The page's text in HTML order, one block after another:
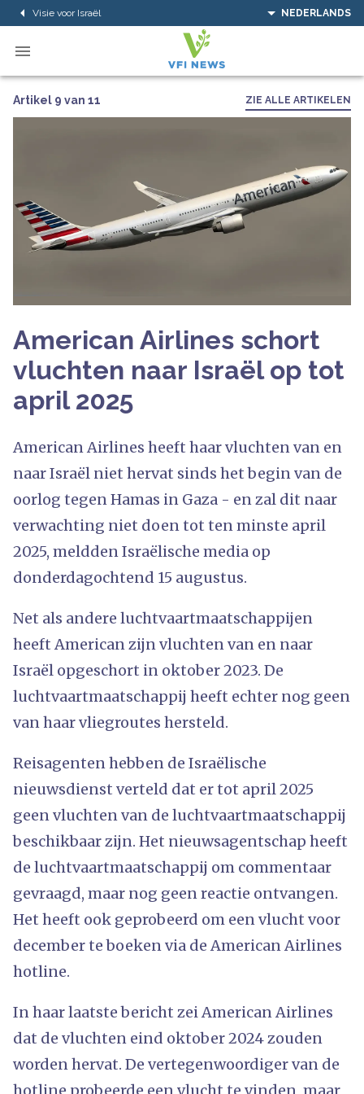
Visie voor Israël NEDERLANDS
Artikel 9 van 11 ZIE ALLE ARTIKELEN
American Airlines schort
vluchten naar Israël op tot
april 2025
American Airlines heeft haar vluchten van en
naar Israël niet hervat sinds het begin van de
oorlog tegen Hamas in Gaza - en zal dit naar
verwachting niet doen tot ten minste april
2025, meldden Israëlische media op
donderdagochtend 15 augustus.
Net als andere luchtvaartmaatschappijen
heeft American zijn vluchten van en naar
Israël opgeschort in oktober 2023. De
luchtvaartmaatschappij heeft echter nog geen
van haar vliegroutes hersteld.
Reisagenten hebben de Israëlische
nieuwsdienst verteld dat er tot april 2025
geen vluchten van de luchtvaartmaatschappij
beschikbaar zijn. Het nieuwsagentschap heeft
de luchtvaartmaatschappij om commentaar
gevraagd, maar nog geen reactie ontvangen.
Het heeft ook geprobeerd om een vlucht voor
december te boeken via de American Airlines
hotline.
In haar laatste bericht zei American Airlines
dat de vluchten eind oktober 2024 zouden
worden hervat. De vertegenwoordiger van de
hotline probeerde een vlucht te vinden, maar